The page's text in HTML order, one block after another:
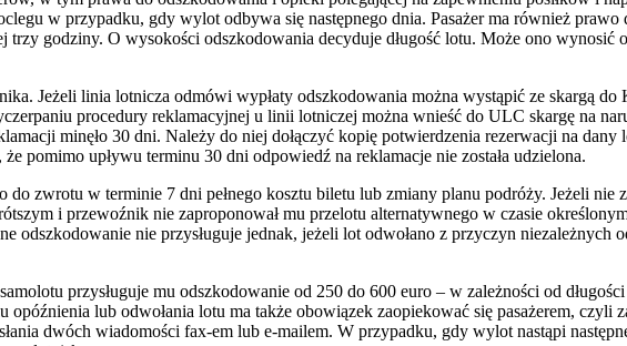
w przypadku, gdy wylot odbywa się następnego dnia. Pasażer ma również prawo
godziny. O wysokości odszkodowania decyduje długość lotu. Może ono wynosić
Jeżeli linia lotnicza odmówi wypłaty odszkodowania można wystąpić ze skargą do
procedury reklamacyjnej u linii lotniczej można wnieść do ULC skargę na
minęło 30 dni. Należy do niej dołączyć kopię potwierdzenia rezerwacji na
pomimo upływu terminu 30 dni odpowiedź na reklamacje nie została udzielona.
do zwrotu w terminie 7 dni pełnego kosztu biletu lub zmiany planu podróży. Jeżeli nie
i przewoźnik nie zaproponował mu przelotu alternatywnego w czasie
odszkodowanie nie przysługuje jednak, jeżeli lot odwołano z przyczyn niezależnych
przysługuje mu odszkodowanie od 250 do 600 euro – w zależności od
lub odwołania lotu ma także obowiązek zaopiekować się pasażerem, czyli
dwóch wiadomości fax-em lub e-mailem. W przypadku, gdy wylot nastąpi